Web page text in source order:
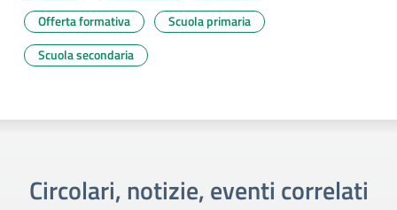
Offerta formativa
Scuola primaria
Scuola secondaria
Circolari, notizie, eventi correlati